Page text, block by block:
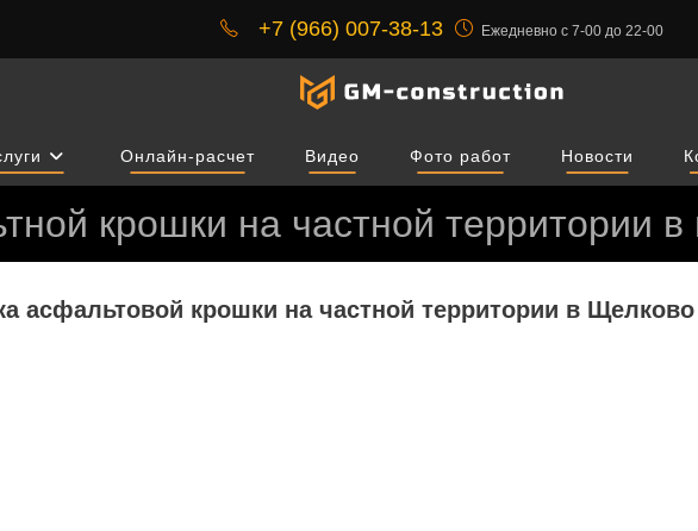
+7 (966) 007-38-13 Ежедневно с 7-00 до 22-00
Онлайн-расчет Видео Фото работ Новости
крошки на частной территории
асфальтовой крошки на частной территории в Щелково